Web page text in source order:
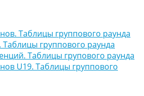
Таблицы группового раунда
группового раунда
Таблицы групового раунда
U19. Таблицы группового